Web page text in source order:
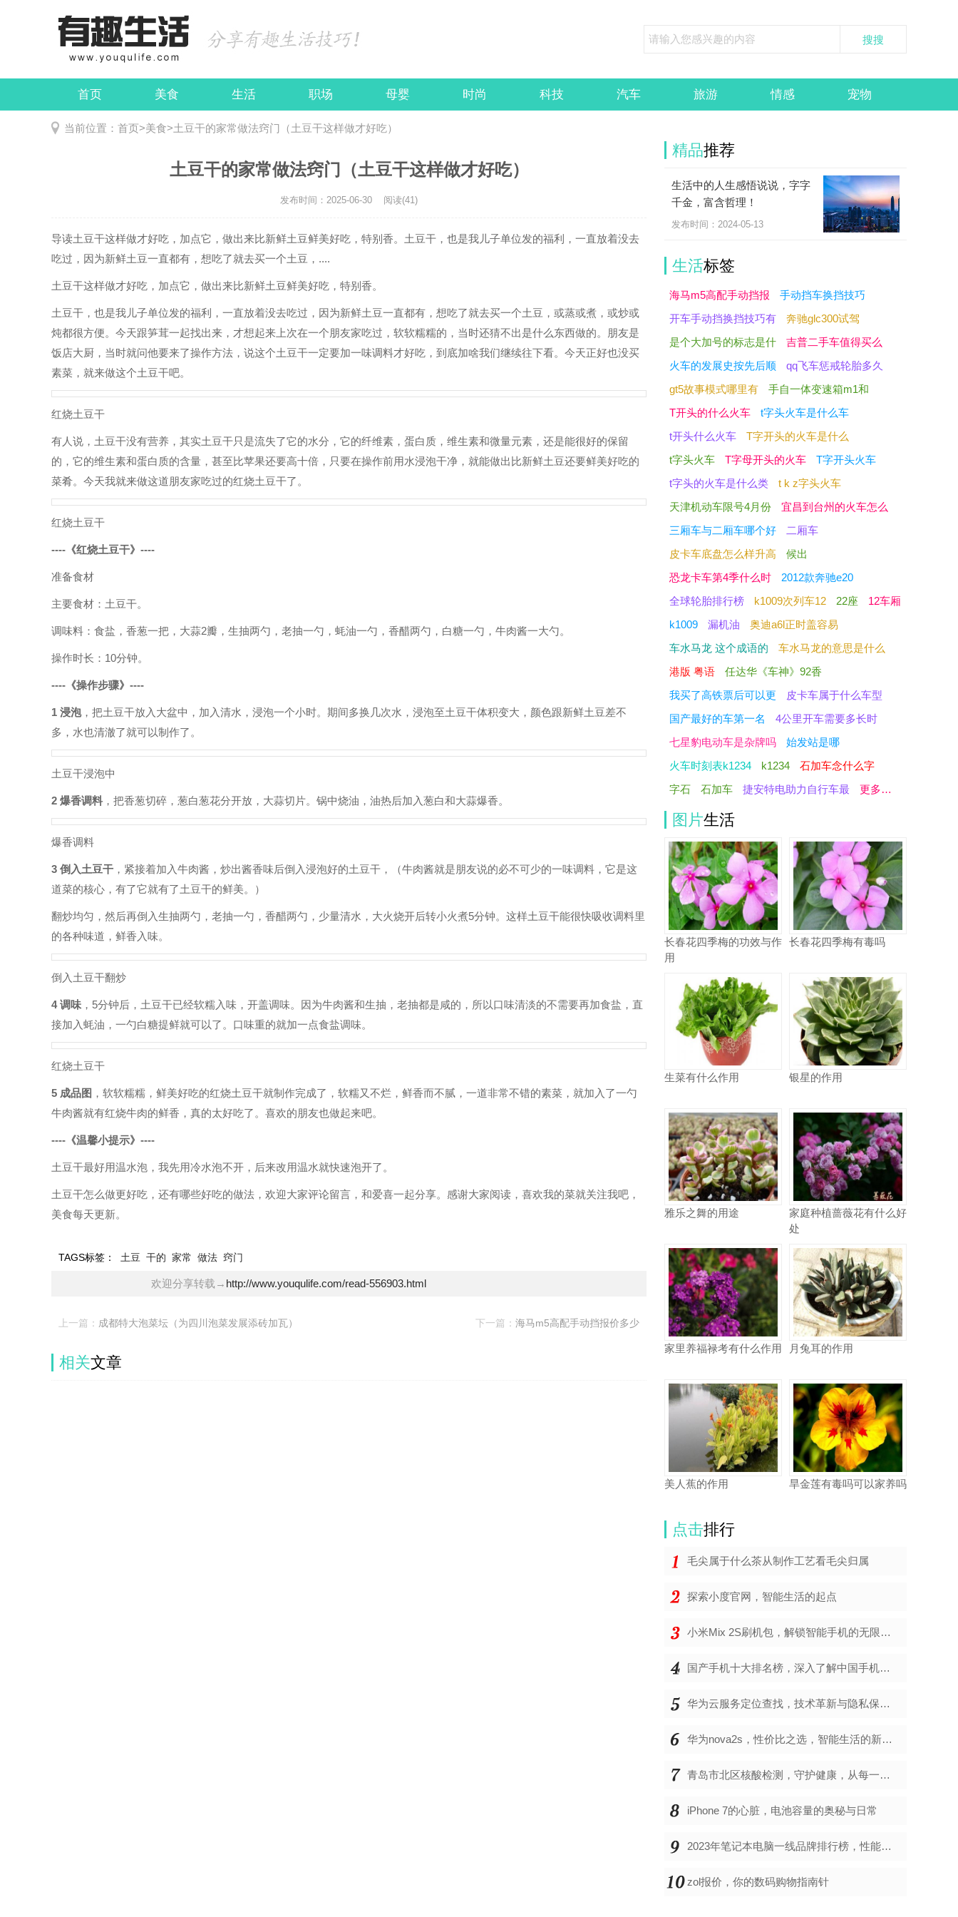
首页 美食 生活 职场 母婴 时尚 科技 汽车 旅游 情感 宠物
娱乐 民俗
当前位置： 首页>美食>土豆干的家常做法窍门（土豆干这样做才好吃）
土豆干的家常做法窍门（土豆干这样做才好吃）
发布时间：2025-06-30 阅读(41)
导读土豆干这样做才好吃，加点它，做出来比新鲜土豆鲜美好吃，特别香。土豆干，也是我儿子单位发的福利，一直放着没去
吃过，因为新鲜土豆一直都有，想吃了就去买一个土豆，....
土豆干这样做才好吃，加点它，做出来比新鲜土豆鲜美好吃，特别香。
土豆干，也是我儿子单位发的福利，一直放着没去吃过，因为新鲜土豆一直都有，想吃了就去买一个土豆，或蒸或煮，或炒或
炖都很方便。今天跟笋茸一起找出来，才想起来上次在一个朋友家吃过，软软糯糯的，当时还猜不出是什么东西做的。朋友是
饭店大厨，当时就问他要来了操作方法，说这个土豆干一定要加一味调料才好吃，到底加啥我们继续往下看。今天正好也没买
素菜，就来做这个土豆干吧。
红烧土豆干
有人说，土豆干没有营养，其实土豆干只是流失了它的水分，它的纤维素，蛋白质，维生素和微量元素，还是能很好的保留
的，它的维生素和蛋白质的含量，甚至比苹果还要高十倍，只要在操作前用水浸泡干净，就能做出比新鲜土豆还要鲜美好吃的
菜肴。今天我就来做这道朋友家吃过的红烧土豆干了。
红烧土豆干
----《红烧土豆干》----
准备食材
主要食材：土豆干。
调味料：食盐，香葱一把，大蒜2瓣，生抽两勺，老抽一勺，蚝油一勺，香醋两勺，白糖一勺，牛肉酱一大勺。
操作时长：10分钟。
----《操作步骤》----
1 浸泡，把土豆干放入大盆中，加入清水，浸泡一个小时。期间多换几次水，浸泡至土豆干体积变大，颜色跟新鲜土豆差不
多，水也清澈了就可以制作了。
土豆干浸泡中
2 爆香调料 ，把香葱切碎，葱白葱花分开放，大蒜切片。锅中烧油，油热后加入葱白和大蒜爆香。
爆香调料
3 倒入土豆干 ，紧接着加入牛肉酱，炒出酱香味后倒入浸泡好的土豆干，（牛肉酱就是朋友说的必不可少的一味调料，它是这
道菜的核心，有了它就有了土豆干的鲜美。）
翻炒均匀，然后再倒入生抽两勺，老抽一勺，香醋两勺，少量清水，大火烧开后转小火煮5分钟。这样土豆干能很快吸收调料里
的各种味道，鲜香入味。
倒入土豆干翻炒
4 调味 ，5分钟后，土豆干已经软糯入味，开盖调味。因为牛肉酱和生抽，老抽都是咸的，所以口味清淡的不需要再加食盐，直
接加入蚝油，一勺白糖提鲜就可以了。口味重的就加一点食盐调味。
红烧土豆干
5 成品图 ，软软糯糯，鲜美好吃的红烧土豆干就制作完成了，软糯又不烂，鲜香而不腻，一道非常不错的素菜，就加入了一勺
牛肉酱就有红烧牛肉的鲜香，真的太好吃了。喜欢的朋友也做起来吧。
----《温馨小提示》----
土豆干最好用温水泡，我先用冷水泡不开，后来改用温水就快速泡开了。
土豆干怎么做更好吃，还有哪些好吃的做法，欢迎大家评论留言，和爱喜一起分享。感谢大家阅读，喜欢我的菜就关注我吧，
美食每天更新。
TAGS标签： 土豆 干的 家常 做法 窍门
欢迎分享转载→ http://www.youqulife.com/read-556903.html
上一篇： 成都特大泡菜坛（为四川泡菜发展添砖加瓦） 下一篇： 海马m5高配手动挡报价多少
相关文章
精品推荐
生活中的人生感悟说说，字字
千金，富含哲理！
发布时间：2024-05-13
生活标签
海马m5高配手动挡报
手动挡车换挡技巧
开车手动挡换挡技巧有
奔驰glc300试驾
是个大加号的标志是什
吉普二手车值得买么
火车的发展史按先后顺
qq飞车惩戒轮胎多久
gt5故事模式哪里有
手自一体变速箱m1和
T开头的什么火车
t字头火车是什么车
t开头什么火车
T字开头的火车是什么
t字头火车
T字母开头的火车
T字开头火车
t字头的火车是什么类
t k z字头火车
天津机动车限号4月份
宜昌到台州的火车怎么
三厢车与二厢车哪个好
二厢车
皮卡车底盘怎么样升高
候出
恐龙卡车第4季什么时
2012款奔驰e20
全球轮胎排行榜
k1009次列车12 22座
12车厢
k1009
漏机油
奥迪a6l正时盖容易
车水马龙 这个成语的
车水马龙的意思是什么
港版 粤语
任达华《车神》92香
我买了高铁票后可以更
皮卡车属于什么车型
国产最好的车第一名
4公里开车需要多长时
七星豹电动车是杂牌吗
始发站是哪
火车时刻表k1234
k1234
石加车念什么字
字石
石加车 捷安特电助力自行车最 更多…
图片生活
长春花四季梅的功效与作
用
长春花四季梅有毒吗
生菜有什么作用 银星的作用
雅乐之舞的用途
家庭种植蔷薇花有什么好
处
家里养福禄考有什么作用 月兔耳的作用
美人蕉的作用 旱金莲有毒吗可以家养吗
点击排行
毛尖属于什么茶从制作工艺看毛尖归属
探索小度官网，智能生活的起点
小米Mix 2S刷机包，解锁智能手机的无限可能
国产手机十大排名榜，深入了解中国手机市场的佼佼者
华为云服务定位查找，技术革新与隐私保护的双重奏
华为nova2s，性价比之选，智能生活的新伙伴
青岛市北区核酸检测，守护健康，从每一次检测开始
iPhone 7的心脏，电池容量的奥秘与日常
2023年笔记本电脑一线品牌排行榜，性能、创新与用户满意度的综合考量
zol报价，你的数码购物指南针